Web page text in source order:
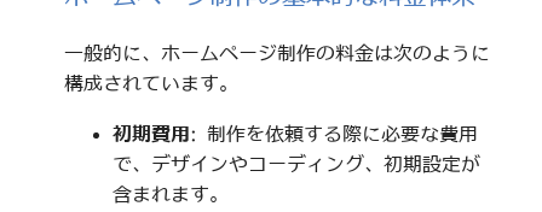
一般的に、ホームページ制作の料金は次のように
構成されています。
初期費用: 制作を依頼する際に必要な費用
で、デザインやコーディング、初期設定が
含まれます。